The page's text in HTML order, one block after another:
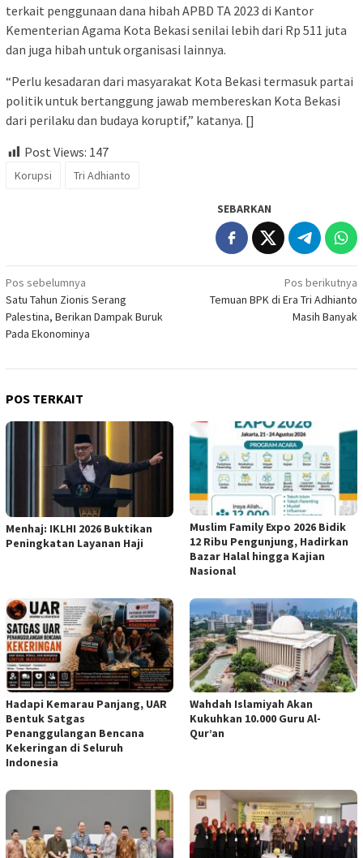
terkait penggunaan dana hibah APBD TA 2023 di Kantor
Kementerian Agama Kota Bekasi senilai lebih dari Rp 511 juta
dan juga hibah untuk organisasi lainnya.
“Perlu kesadaran dari masyarakat Kota Bekasi termasuk partai
politik untuk bertanggung jawab membereskan Kota Bekasi
dari perilaku dan budaya koruptif,” katanya. []
Post Views: 147
Korupsi Tri Adhianto
SEBARKAN
Navigasi
pos
Pos sebelumnya
Satu Tahun Zionis Serang
Palestina, Berikan Dampak Buruk
Pada Ekonominya
Pos berikutnya
Temuan BPK di Era Tri Adhianto
Masih Banyak
POS TERKAIT
Menhaj: IKLHI 2026 Buktikan
Peningkatan Layanan Haji
Muslim Family Expo 2026 Bidik
12 Ribu Pengunjung, Hadirkan
Bazar Halal hingga Kajian
Nasional
Hadapi Kemarau Panjang, UAR
Bentuk Satgas
Penanggulangan Bencana
Kekeringan di Seluruh
Indonesia
Wahdah Islamiyah Akan
Kukuhkan 10.000 Guru Al-
Qur’an